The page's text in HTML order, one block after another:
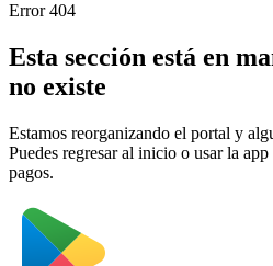
Error 404
Esta sección está en
no existe
Estamos reorganizando el portal y
Puedes regresar al inicio o usar la
pagos.